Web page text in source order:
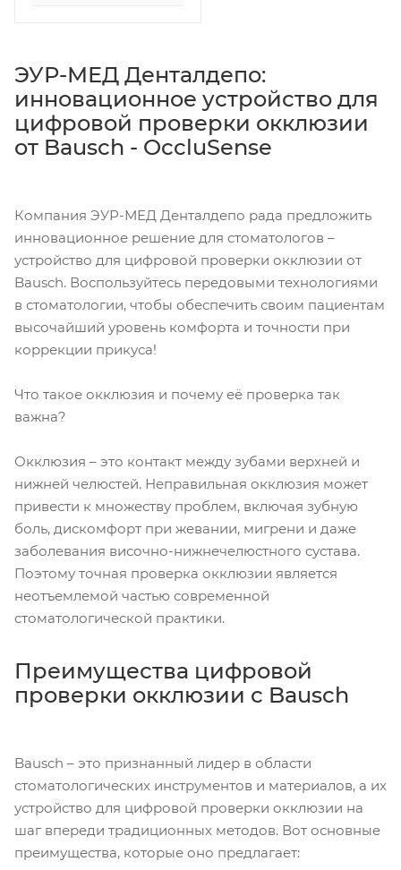
ЭУР-МЕД Денталдепо:
инновационное устройство для
цифровой проверки окклюзии
от Bausch - OccluSense
Компания ЭУР-МЕД Денталдепо рада предложить
инновационное решение для стоматологов –
устройство для цифровой проверки окклюзии от
Bausch. Воспользуйтесь передовыми технологиями
в стоматологии, чтобы обеспечить своим пациентам
высочайший уровень комфорта и точности при
коррекции прикуса!
Что такое окклюзия и почему её проверка так
важна?
Окклюзия – это контакт между зубами верхней и
нижней челюстей. Неправильная окклюзия может
привести к множеству проблем, включая зубную
боль, дискомфорт при жевании, мигрени и даже
заболевания височно-нижнечелюстного сустава.
Поэтому точная проверка окклюзии является
неотъемлемой частью современной
стоматологической практики.
Преимущества цифровой
проверки окклюзии с Bausch
Bausch – это признанный лидер в области
стоматологических инструментов и материалов, а их
устройство для цифровой проверки окклюзии на
шаг впереди традиционных методов. Вот основные
преимущества, которые оно предлагает: